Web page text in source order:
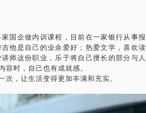
便于我为你提前准备。
的功能的使用；微软Office方向最有
知识与工具技能相结合，才能更好的
大家提供一些分享：
理，进度管理；
毕竟一小时的谈话只能解决一个小问
国企做内训课程，目前在一家银行从事报
他是自己的业余爱好；热爱文学，喜欢读
师这份职业，乐于将自己擅长的部分与人
容时，自己也有成就感。
，让生活变得更加丰满和充实。